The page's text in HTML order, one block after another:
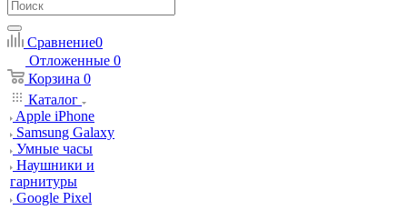
Сравнение0
Отложенные 0
Корзина 0
Каталог
Apple iPhone
Samsung Galaxy
Умные часы
Наушники и
гарнитуры
Google Pixel